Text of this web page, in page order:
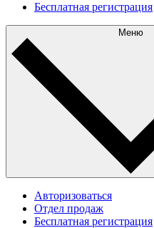
Бесплатная регистрация
Меню
Авторизоваться
Отдел продаж
Бесплатная регистрация